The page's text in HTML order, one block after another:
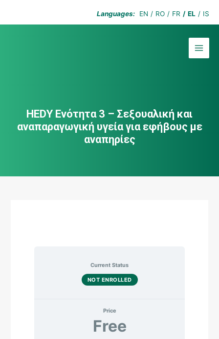
περιεχόμενο
Languages: EN RO FR EL IS
HEDY Ενότητα 3 – Σεξουαλική και
αναπαραγωγική υγεία για εφήβους με
αναπηρίες
Current Status
NOT ENROLLED
Price
Free